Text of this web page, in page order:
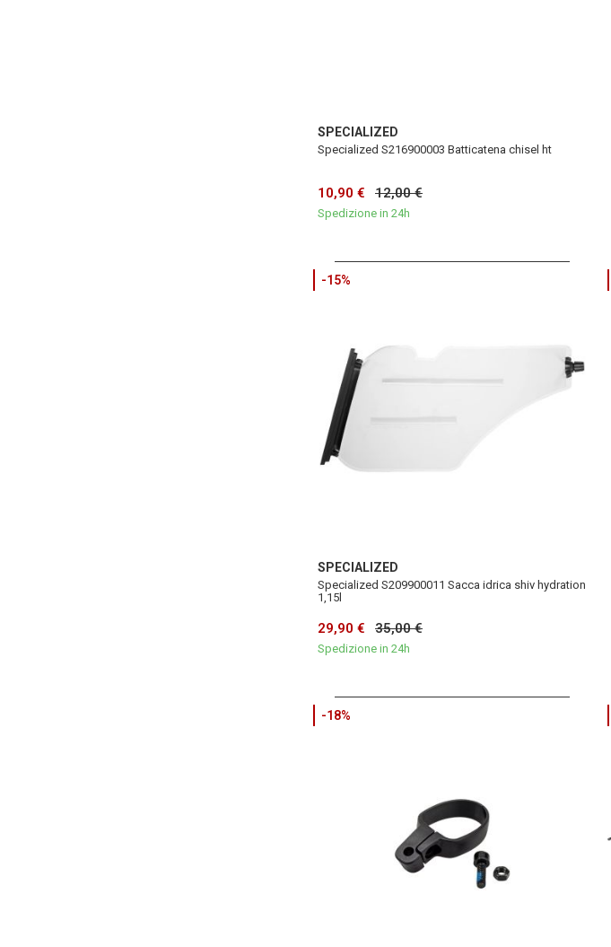
SPECIALIZED
Specialized S216900003 Batticatena chisel ht
10,90 € 12,00 €
Spedizione in 24h
-15%
SPECIALIZED
Specialized S209900011 Sacca idrica shiv hydration
1,15l
29,90 € 35,00 €
Spedizione in 24h
-18%